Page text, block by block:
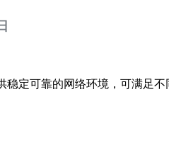
定可靠的网络环境，可满足